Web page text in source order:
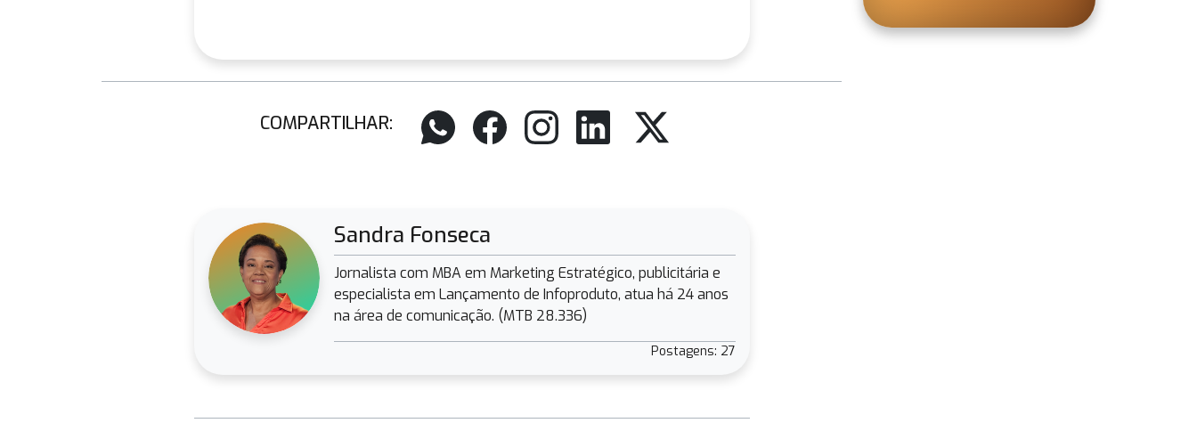
COMPARTILHAR:
Sandra Fonseca
Jornalista com MBA em Marketing Estratégico, publicitária e
especialista em Lançamento de Infoproduto, atua há 24 anos
na área de comunicação. (MTB 28.336)
Postagens: 27